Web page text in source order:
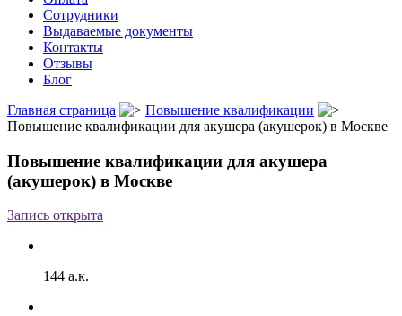
Сотрудники
Выдаваемые документы
Контакты
Отзывы
Блог
Главная страница
Повышение квалификации
Повышение квалификации для акушера (акушерок) в Москве
Повышение квалификации для акушера
(акушерок) в Москве
Запись открыта
144 а.к.